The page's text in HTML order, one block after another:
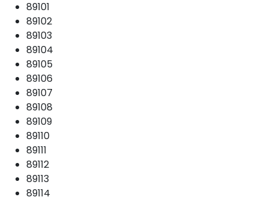
89101
89102
89103
89104
89105
89106
89107
89108
89109
89110
89111
89112
89113
89114